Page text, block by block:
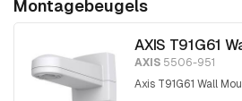
Montagebeugels
AXIS T91G61
AXIS 5506-951
Axis T91G61 Wall